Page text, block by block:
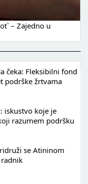
– Zajedno u
čeka: Fleksibilni fond
podrške žrtvama
iskustvo koje je
razumem podršku
se Atininom